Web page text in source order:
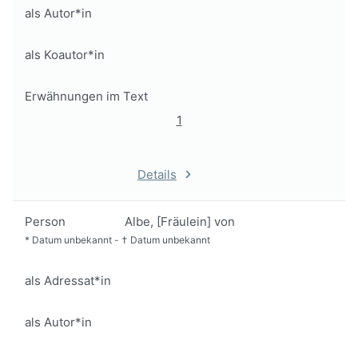
als Autor*in
als Koautor*in
Erwähnungen im Text
1
Details
Person Albe, [Fräulein] von
* Datum unbekannt - † Datum unbekannt
als Adressat*in
als Autor*in